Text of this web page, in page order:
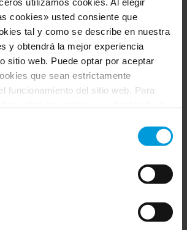
cookies» usted consiente que
tal y como se describe en nuestra
y obtendrá la mejor experiencia
sitio web. Puede optar por aceptar
que sean estrictamente
funcionamiento del sitio web. Para
su consentimiento se aplica al
junto con los subdominios
a las cookies de Google, usted
un complemento de inhabilitación
dlpage/gaoptout?hl=es.
en cualquier
video security is exploding